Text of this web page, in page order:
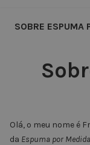
SOBRE ESPUMA
Olá, o meu nome é
da Espuma por Medida